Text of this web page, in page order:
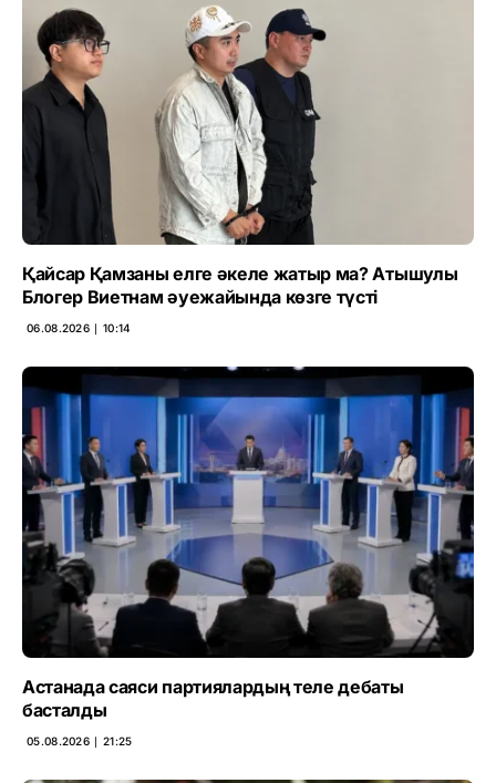
Қайсар Қамзаны елге әкеле жатыр ма? Атышулы
Блогер Виетнам әуежайында көзге түсті
06.08.2026 ∣ 10:14
Астанада саяси партиялардың теле дебаты
басталды
05.08.2026 ∣ 21:25